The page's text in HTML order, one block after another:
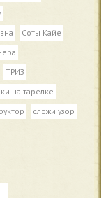
Соты Кайе
ТРИЗ
на тарелке
сложи узор